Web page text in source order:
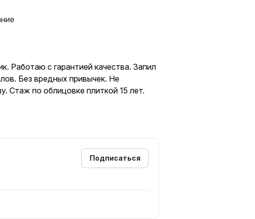
Работаю с гарантией качества. Запил
Без вредных привычек. Не
Стаж по облицовке плиткой 15 лет.
Подписаться